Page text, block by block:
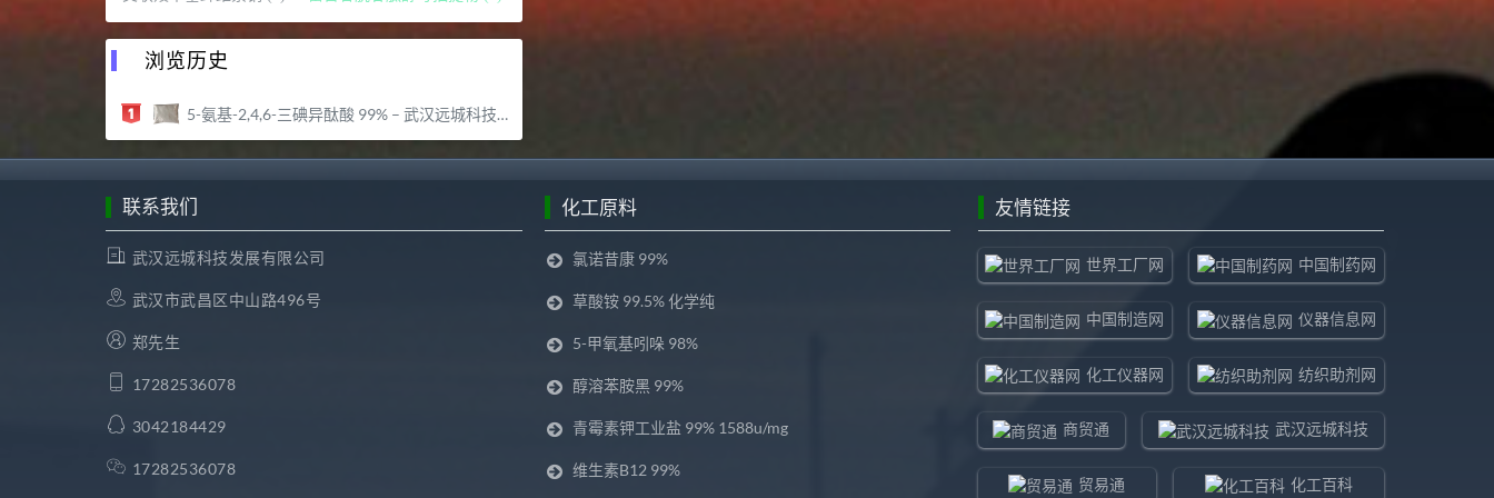
浏览历史
5-氨基-2,4,6-三碘异酞酸 99% – 武汉远城科技发展有限公司
联系我们
武汉远城科技发展有限公司
武汉市武昌区中山路496号
郑先生
17282536078
3042184429
17282536078
化工原料
氯诺昔康 99%
草酸铵 99.5% 化学纯
5-甲氧基吲哚 98%
醇溶苯胺黑 99%
青霉素钾工业盐 99% 1588u/mg
维生素B12 99%
友情链接
世界工厂网 中国制药网
中国制造网 仪器信息网
化工仪器网 纺织助剂网
商贸通 武汉远城科技
贸易通 化工百科